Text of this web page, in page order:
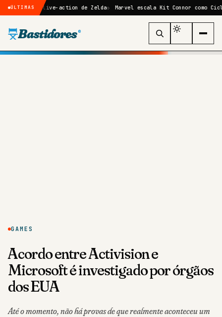
ÚLTIMAS
filme live-action de Zelda Marvel escala Kit Connor como Ciclope
Bastidores ®
GAMES
Acordo entre Activision e
Microsoft é investigado por órgãos
dos EUA
Até o momento, não há provas de que realmente aconteceu um